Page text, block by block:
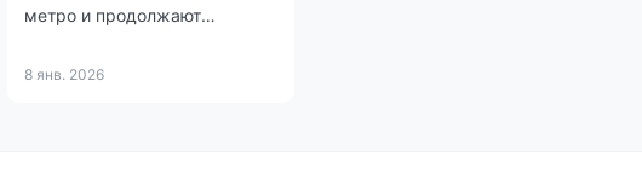
метро и продолжают
8 янв. 2026